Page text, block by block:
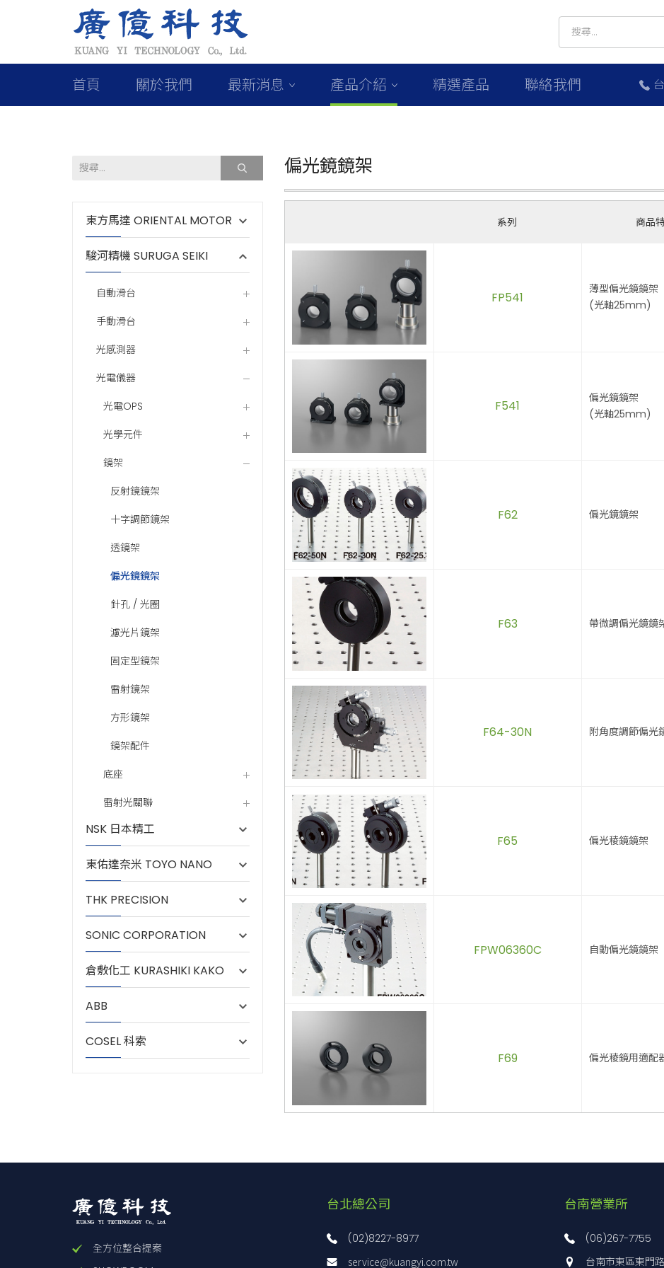
首頁 關於我們 最新消息 產品介紹 精選產品 聯絡我們
東方馬達 ORIENTAL MOTOR
駿河精機 SURUGA SEIKI
自動滑台
手動滑台
光感測器
光電儀器
光電OPS
光學元件
鏡架
反射鏡鏡架
十字調節鏡架
透鏡架
偏光鏡鏡架
針孔 / 光圈
濾光片鏡架
固定型鏡架
雷射鏡架
方形鏡架
鏡架配件
底座
雷射光關聯
NSK 日本精工
東佑達奈米 TOYO NANO
THK PRECISION
SONIC CORPORATION
倉敷化工 KURASHIKI KAKO
ABB
COSEL 科索
偏光鏡鏡架
系列 商品
FP541
薄型偏光鏡鏡架
(光軸25mm)
F541
偏光鏡鏡架
(光軸25mm)
F62 偏光鏡鏡架
F63 帶微調偏光鏡鏡
F64-30N 附角度調節偏光
F65 偏光稜鏡鏡架
FPW06360C 自動偏光鏡鏡架
F69 偏光稜鏡用適配
全方位整合提案
台北總公司
(02)8227-8977
service@kuangyi.com.tw
台南營業所
(06)267-7755
台南市東區東門